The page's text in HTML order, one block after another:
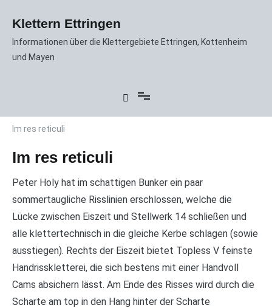
Inhalt
springen
Klettern Ettringen
Informationen über die Klettergebiete Ettringen, Kottenheim
und Mayen
Im res reticuli
Im res reticuli
Peter Holy hat im schattigen Bunker ein paar
sommertaugliche Risslinien erschlossen, welche die
Lücke zwischen Eiszeit und Stellwerk 14 schließen und
alle klettertechnisch in die gleiche Kerbe schlagen (sowie
ausstiegen). Rechts der Eiszeit bietet Topless V feinste
Handrisskletterei, die sich bestens mit einer Handvoll
Cams absichern lässt. Am Ende des Risses wird durch die
Scharte am top in den Hang hinter der Scharte